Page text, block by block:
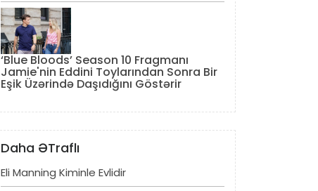
‘Blue Bloods’ Season 10 Fragmanı
Jamie'nin Eddini Toylarından Sonra Bir
Eşik Üzərində Daşıdığını Göstərir
Daha ƏTraflı
Eli Manning Kiminle Evlidir